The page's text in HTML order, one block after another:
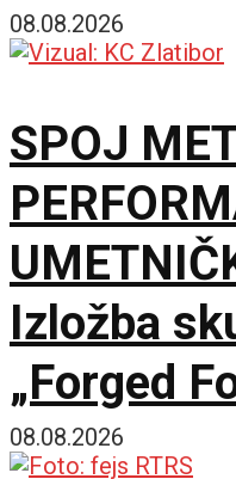
Šumatnom
08.08.2026
SPOJ
Izložba
„Forged
Zlatiboru
08.08.2026